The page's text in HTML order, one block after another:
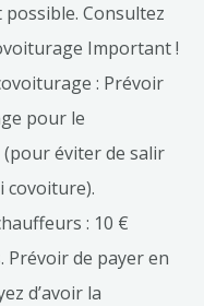
Consultez
Important !
: Prévoir
pour le
éviter de salir
covoiture).
: 10 €
Prévoir de payer en
d’avoir la